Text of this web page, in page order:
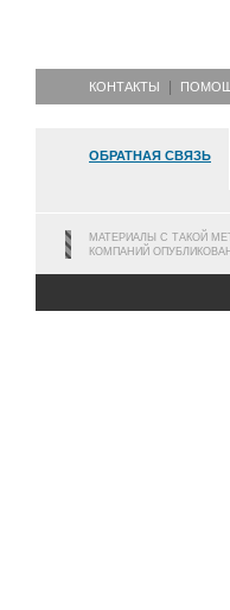
КОНТАКТЫ
ОБРАТНАЯ СВЯЗЬ
МАТЕРИАЛЫ С ТАКОЙ
КОМПАНИЙ